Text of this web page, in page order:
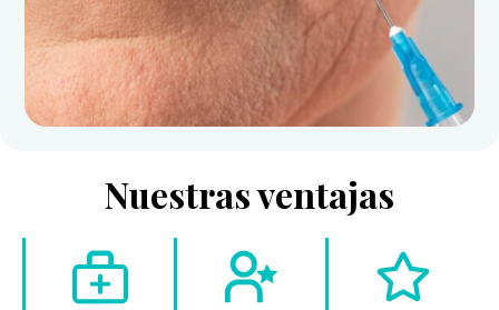
Nuestras ventajas